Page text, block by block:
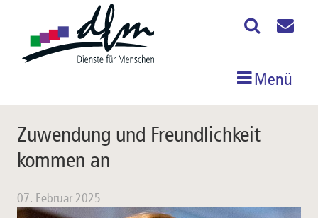
Menü
Zuwendung und Freundlichkeit
kommen an
07. Februar 2025